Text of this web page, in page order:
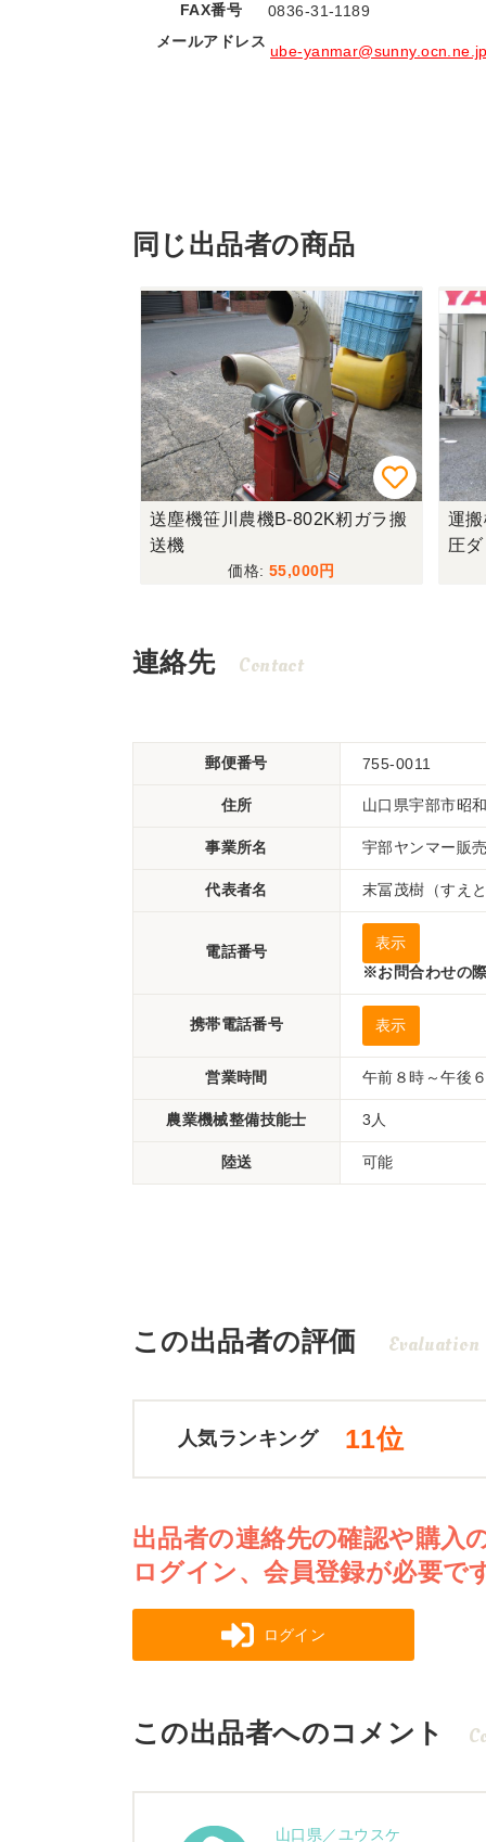
FAX番号
0836-31-1189
メールアドレス
ube-
同じ出品者の商品
送塵機笹川農機B-802K籾ガラ搬
送機
55,000
運
圧
連絡先 Contact
郵便番号 755-0011
住所 山口県宇部市昭
事業所名 宇部ヤンマー販
代表者名 末冨茂樹（すえ
電話番号
表示
※お問合わせの
携帯電話番号 表示
営業時間 午前８時～午後
農業機械整備技能士 3人
陸送 可能
この出品者の評価 Evaluation
人気ランキング 11位
出品者の連絡先の確認や購入
ログイン、会員登録が必要で
ログイン
この出品者へのコメント
山口県／ユウスケ